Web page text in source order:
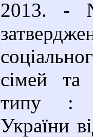
2013. -
сімей та
типу :
України